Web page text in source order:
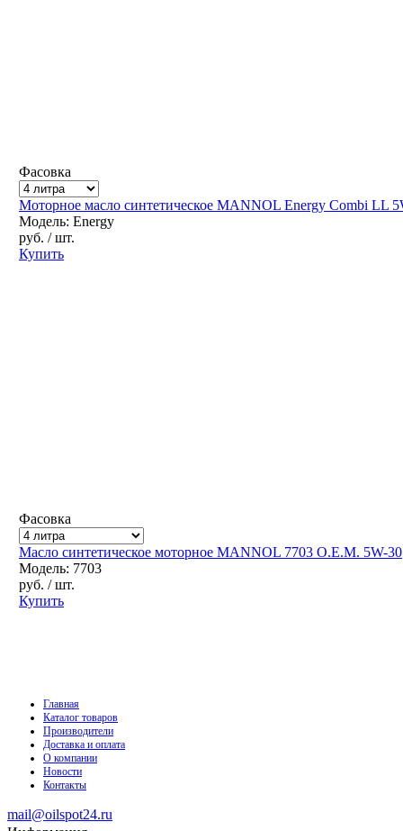
Фасовка
Моторное масло синтетическое MANNOL Energy Combi LL
Модель: Energy
руб. / шт.
Купить
Фасовка
Масло синтетическое моторное MANNOL 7703 O.E.M. 5W-30
Модель: 7703
руб. / шт.
Купить
Главная
Каталог товаров
Производители
Доставка и оплата
О компании
Новости
Контакты
mail@oilspot24.ru